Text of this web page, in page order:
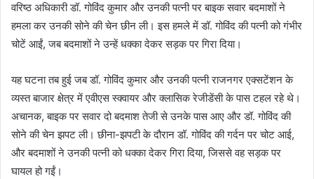
वरिष्ठ अधिकारी डॉ. गोविंद कुमार और उनकी पत्नी पर बाइक सवार बदमाशों ने
हमला कर उनकी सोने की चेन छीन ली। इस हमले में डॉ. गोविंद की पत्नी को गंभीर
चोटें आईं, जब बदमाशों ने उन्हें धक्का देकर सड़क पर गिरा दिया।
यह घटना तब हुई जब डॉ. गोविंद कुमार और उनकी पत्नी राजनगर एक्सटेंशन के
व्यस्त बाजार क्षेत्र में एवीएस स्क्वायर और क्लासिक रेजीडेंसी के पास टहल रहे थे।
अचानक, बाइक पर सवार दो बदमाश तेजी से उनके पास आए और डॉ. गोविंद की
सोने की चेन झपट ली। छीना-झपटी के दौरान डॉ. गोविंद की गर्दन पर चोट आई,
और बदमाशों ने उनकी पत्नी को धक्का देकर गिरा दिया, जिससे वह सड़क पर
घायल हो गईं।